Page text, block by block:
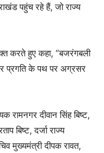
पहुंच रहे हैं, जो राज्य
करते हुए कहा, “बजरंगबली
प्रगति के पथ पर अग्रसर
रामनगर दीवान सिंह बिष्ट,
बिष्ट, दर्जा राज्य
मुख्यमंत्री दीपक रावत,